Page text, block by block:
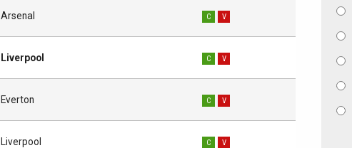
Arsenal C V
Liverpool C V
Everton C V
Liverpool C V